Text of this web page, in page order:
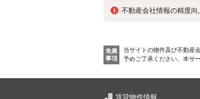
不動産会社情報の精度
免責
事項
当サイトの物件及び不動産
予めご了承ください。 本サ
賃貸物件情報